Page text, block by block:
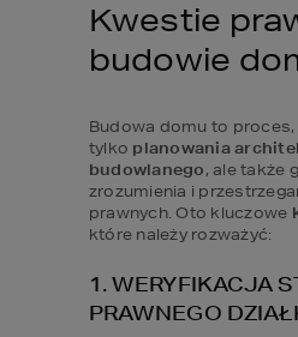
Kwestie
budowie
Budowa domu to
tylko planowania
budowlanego, ale także
zrozumienia i
prawnych. Oto kluczowe
które należy rozważyć:
1. WERYFIKACJA
PRAWNEGO